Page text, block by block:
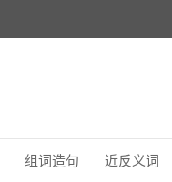
组词造句 近反义词